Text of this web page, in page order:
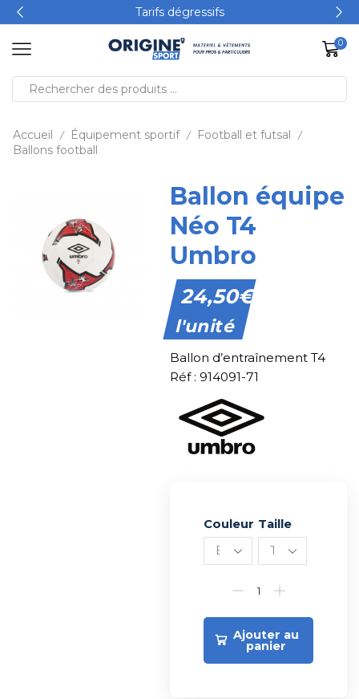
Tarifs dégressifs
0
Accueil / Équipement sportif / Football et futsal /
Ballons football
Ballon équipe
Néo T4
Umbro
24,50€
l'unité
Ballon d’entraînement T4
Réf : 914091-71
Couleur Taille
Ajouter au
panier
Alternative: